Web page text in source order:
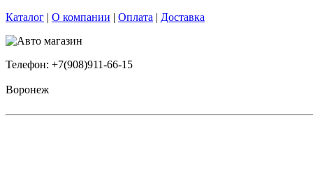
Каталог | О компании | Оплата | Доставка
Телефон: +7(908)911-66-15
Воронеж